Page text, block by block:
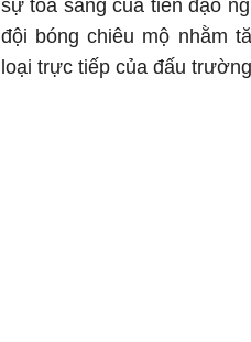
sự tỏa sáng của tiền đạo
đội bóng chiêu mộ nhằm
loại trực tiếp của đấu